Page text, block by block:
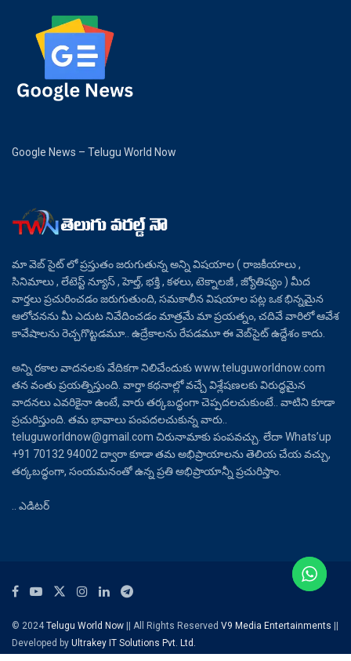
Google News – Telugu World Now
మా వెబ్ సైట్ లో ప్రస్తుతం జరుగుతున్న అన్ని విషయాల ( రాజకీయాలు ,
సినిమాలు , లేటెస్ట్ న్యూస్ , హెల్త్, భక్తి , కళలు, టెక్నాలజీ , జ్యోతిష్యం ) మీద
వార్తలు ప్రచురించడం జరుగుతుంది, సమకాలీన విషయాల పట్ల ఒక భిన్నమైన
ఆలోచనను మీ ఎదుట నివేదించడం మాత్రమే మా ప్రయత్నం, చదివే వారిలో ఆవేశ
కావేషాలను రెచ్చగొట్టడమూ.. ఉద్రేకాలను రేపడమూ ఈ వెబ్‌సైట్ ఉద్దేశం కాదు.
అన్ని రకాల వాదనలకు వేదికగా నిలిచేందుకు www.teluguworldnow.com
తన వంతు ప్రయత్నిస్తుంది. వార్తా కథనాల్లో వచ్చే విశ్లేషణలకు విరుద్ధమైన
వాదనలు ఎవరికైనా ఉంటే, వారు తర్కబద్ధంగా చెప్పదలచుకుంటే.. వాటిని కూడా
ప్రచురిస్తుంది. తమ భావాలు పంపదలచుకున్న వారు..
teluguworldnow@gmail.com చిరునామాకు పంపవచ్చు. లేదా Whats’up
+91 70132 94002 ద్వారా కూడా తమ అభిప్రాయాలను తెలియ చేయ వచ్చు,
తర్కబద్ధంగా, సంయమనంతో ఉన్న ప్రతి అభిప్రాయాన్నీ ప్రచురిస్తాం.
.. ఎడిటర్
© 2024Telugu World Now || All Rights Reserved V9 Media Entertainments ||
Developed by Ultrakey IT Solutions Pvt. Ltd.